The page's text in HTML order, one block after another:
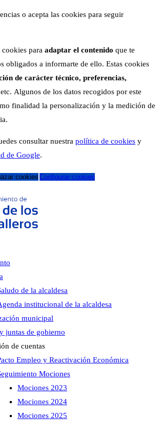
o acepta las cookies para seguir
cookies para adaptar el contenido que te
obligados a informarte de ello. Estas cookies
de carácter técnico, preferencias,
Algunos de los datos recogidos por este
finalidad la personalización y la medición de
consultar nuestra política de cookies y
de Google.
cookies Configurar cookies
de la alcaldesa
institucional de la alcaldesa
municipal
juntas de gobierno
de cuentas
Empleo y Reactivación Económica
Mociones
Mociones 2023
Mociones 2024
Mociones 2025